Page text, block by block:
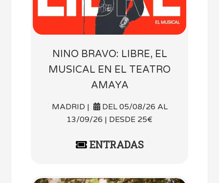
NINO BRAVO: LIBRE, EL
MUSICAL EN EL TEATRO
AMAYA
MADRID |
DEL 05/08/26 AL
13/09/26 | DESDE 25€
ENTRADAS